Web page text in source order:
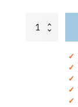
Oranje
Koningsdag
✓
✓
✓
✓
✓